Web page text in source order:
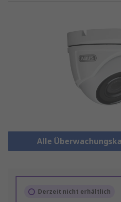
Alle
Derzeit nicht erhältlich